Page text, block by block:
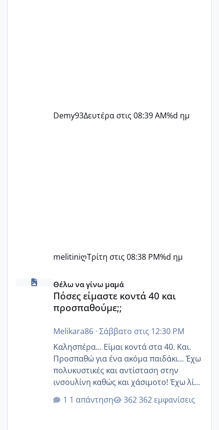
Demy93Δευτέρα στις 08:39 AM%d ημ
melitiniღΤρίτη στις 08:38 PM%d ημ
Πόσες είμαστε κοντά 40 και προσπαθούμε;;
Θέλω να γίνω μαμά
Πόσες είμαστε κοντά 40 και
προσπαθούμε;;
Melikara86· Σάββατο στις 12:30 PM
Καλησπέρα... Είμαι κοντά στα 40. Και.
Προσπαθώ για ένα ακόμα παιδάκι... Έχω
πολυκυστικές και αντίσταση στην
ινσουλίνη καθώς και χάσιμοτο! Έχω λίγα
κιλά παραπάνω και όσο κ αν προσπαθώ
δεν χάνω εύκολα! Προσπαθώ για ακόμη
1 απάντηση 362 εμφανίσεις